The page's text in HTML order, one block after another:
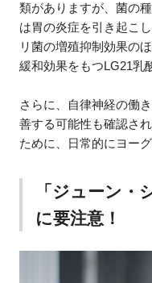
類がありますが、菌の
は胃の炎症を引き起こ
リ菌の増殖抑制効果の
緩和効果をもつLG21乳
さらに、自律神経の働
善する可能性も確認さ
ために、日常的にヨー
「ジューン・
に要注意！